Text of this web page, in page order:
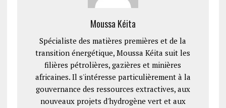
Moussa Kéita
Spécialiste des matières premières et de la
transition énergétique, Moussa Kéita suit les
filières pétrolières, gazières et minières
africaines. Il s'intéresse particulièrement à la
gouvernance des ressources extractives, aux
nouveaux projets d'hydrogène vert et aux